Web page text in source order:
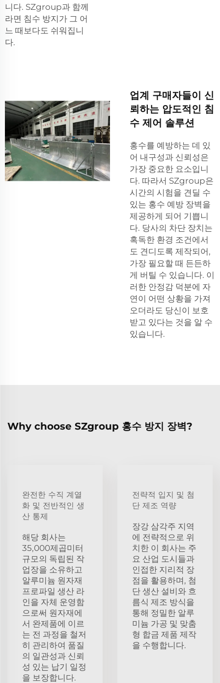
니다. SZgroup과 함께
라면 침수 방지가 그 어
느 때보다도 쉬워집니
다.
업계 구매자들이 신
뢰하는 압도적인 침
수 제어 솔루션
홍수를 예방하는 데 있
어 내구성과 신뢰성은
가장 중요한 요소입니
다. 따라서 SZgroup은
시간의 시험을 견딜 수
있는 홍수 예방 장벽을
제공하게 되어 기쁩니
다. 당사의 차단 장치는
혹독한 환경 조건에서
도 견디도록 제작되어,
가장 필요할 때 든든하
게 버틸 수 있습니다. 이
러한 안정감 덕분에 자
연이 어떤 상황을 가져
오더라도 당신이 보호
받고 있다는 것을 알 수
있습니다.
Why choose SZgroup 홍수 방지 장벽?
완전한 수직 계열
화 및 전반적인 생
산 통제
해당 회사는
35,000제곱미터
규모의 독립된 작
업장을 소유하고
알루미늄 원자재
프로파일 생산 라
인을 자체 운영함
으로써 원자재에
서 완제품에 이르
는 전 과정을 철저
히 관리하여 품질
의 일관성과 신뢰
성 있는 납기 일정
을 보장합니다.
전략적 입지 및 첨
단 제조 역량
장강 삼각주 지역
에 전략적으로 위
치한 이 회사는 주
요 산업 도시들과
인접한 지리적 장
점을 활용하며, 첨
단 생산 설비와 흐
름식 제조 방식을
통해 정밀한 알루
미늄 가공 및 맞춤
형 합금 제품 제작
을 수행합니다.